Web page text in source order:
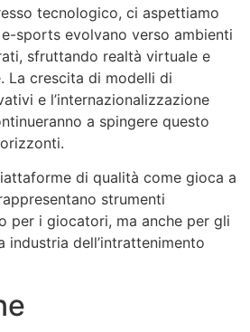
tecnologico, ci aspettiamo
sports evolvano verso ambienti
sfruttando realtà virtuale e
La crescita di modelli di
e l’internazionalizzazione
a spingere questo
di qualità come gioca a
strumenti
per i giocatori, ma anche per gli
industria dell’intrattenimento